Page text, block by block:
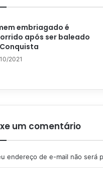
embriagado é
após ser baleado
2021
um comentário
endereço de e-mail não será